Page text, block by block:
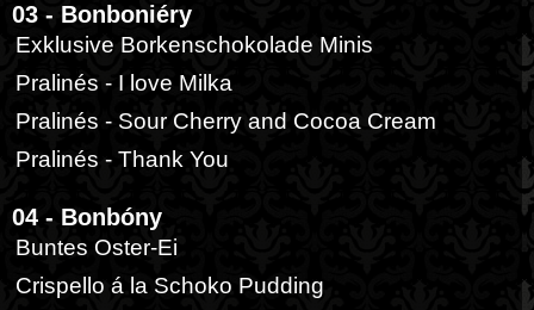
03 - Bonboniéry
Exklusive Borkenschokolade Minis
Pralinés - I love Milka
Pralinés - Sour Cherry and Cocoa Cream
Pralinés - Thank You
04 - Bonbóny
Buntes Oster-Ei
Crispello á la Schoko Pudding